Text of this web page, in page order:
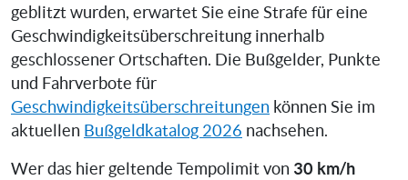
geblitzt wurden, erwartet Sie eine Strafe für eine
Geschwindigkeitsüberschreitung innerhalb
geschlossener Ortschaften. Die Bußgelder, Punkte
und Fahrverbote für
Geschwindigkeitsüberschreitungen können Sie im
aktuellen Bußgeldkatalog 2026 nachsehen.
Wer das hier geltende Tempolimit von 30 km/h